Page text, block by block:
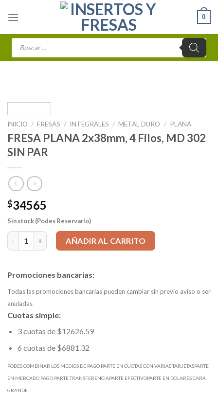
0
Búsqueda
INICIO / FRESAS / INTEGRALES / METAL DURO / PLANA
FRESA PLANA 2x38mm, 4 Filos, MD 302
SIN PAR
$34565
Sin stock (Podes Reservarlo)
FRESA PLANA 2x38mm, 4 Filos, MD 302 SIN PAR cantidad
AÑADIR AL CARRITO
Promociones bancarias:
Todas las promociones bancarias pueden cambiar sin previo aviso o ser
anuladas
Cuotas simple:
3 cuotas de $12626.59
6 cuotas de $6881.32
PODES COMBINAR LOS MEDIOS DE PAGO PARTE EN CUOTAS CON VARIAS TARJETASPARTE
EN MERCADO PAGO PARTE TRANSFERENCIAPARTE EFECTIVOPARTE EN DOLARES CARA
GRANDE